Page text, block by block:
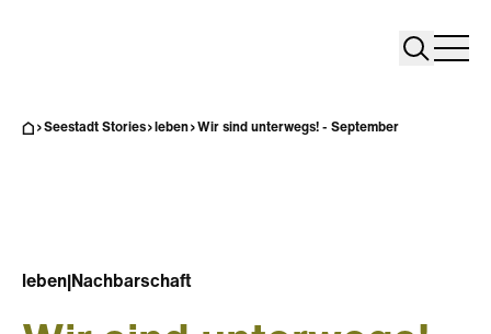
Search
Seestadt Stories leben Wir sind unterwegs! - September
leben Nachbarschaft